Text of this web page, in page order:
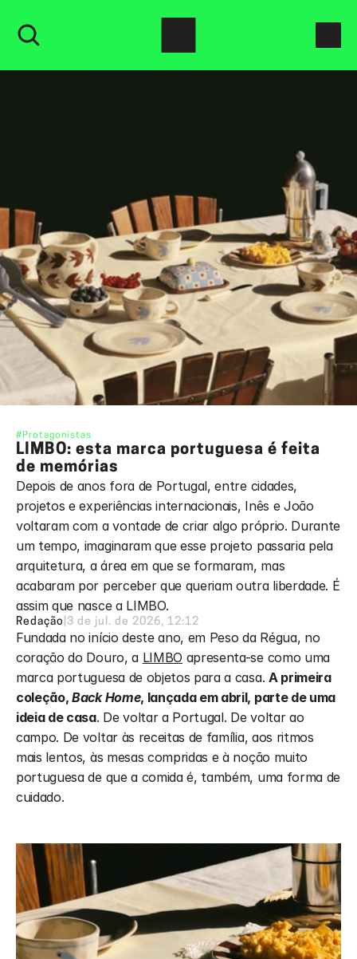
#Protagonistas
LIMBO: esta marca portuguesa é feita
de memórias
Depois de anos fora de Portugal, entre cidades,
projetos e experiências internacionais, Inês e João
voltaram com a vontade de criar algo próprio. Durante
um tempo, imaginaram que esse projeto passaria pela
arquitetura, a área em que se formaram, mas
acabaram por perceber que queriam outra liberdade. É
assim que nasce a LIMBO.
Redação 3 de jul. de 2026, 12:12
Fundada no início deste ano, em Peso da Régua, no
coração do Douro, a LIMBO apresenta-se como uma
marca portuguesa de objetos para a casa. A primeira
coleção, Back Home, lançada em abril, parte de uma
ideia de casa. De voltar a Portugal. De voltar ao
campo. De voltar às receitas de família, aos ritmos
mais lentos, às mesas compridas e à noção muito
portuguesa de que a comida é, também, uma forma de
cuidado.